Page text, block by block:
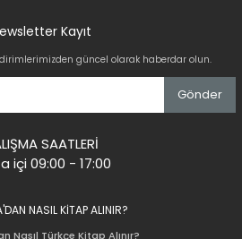
Kayıt
güncel olarak haberdar olun.
Gönder
SAATLERİ
içi 09:00 - 17:00
NASIL KİTAP ALINIR?
Nasıl Türkçe Kitap Alınır?